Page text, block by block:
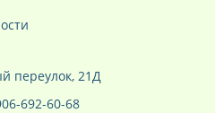
переулок, 21Д
692-60-68